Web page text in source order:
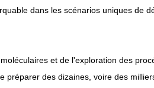
dans les scénarios uniques de
et de l'exploration des
des dizaines, voire des